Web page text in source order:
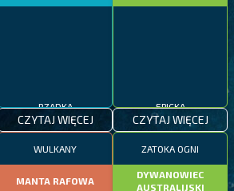
RZADKA
CZYTAJ WIĘCEJ
EPICKA
CZYTAJ WIĘCEJ
WULKANY
MANTA RAFOWA
ZATOKA OGNI
DYWANOWIEC
AUSTRALIJSKI